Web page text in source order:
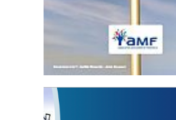
Statut de l’élu local
3 avril 2024